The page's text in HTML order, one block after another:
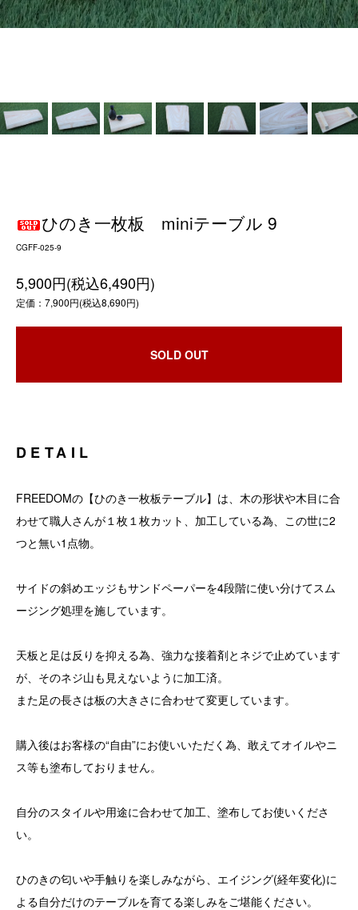
ひのき一枚板 miniテーブル 9
CGFF-025-9
5,900円(税込6,490円)
定価：7,900円(税込8,690円)
SOLD OUT
DETAIL
FREEDOMの【ひのき一枚板テーブル】は、木の形状や木目に合
わせて職人さんが１枚１枚カット、加工している為、この世に2
つと無い1点物。
サイドの斜めエッジもサンドペーパーを4段階に使い分けてスム
ージング処理を施しています。
天板と足は反りを抑える為、強力な接着剤とネジで止めています
が、そのネジ山も見えないように加工済。
また足の長さは板の大きさに合わせて変更しています。
購入後はお客様の“自由”にお使いいただく為、敢えてオイルやニ
ス等も塗布しておりません。
自分のスタイルや用途に合わせて加工、塗布してお使いくださ
い。
ひのきの匂いや手触りを楽しみながら、エイジング(経年変化)に
よる自分だけのテーブルを育てる楽しみをご堪能ください。